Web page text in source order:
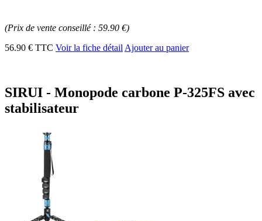
(Prix de vente conseillé : 59.90 €)
56.90 € TTC Voir la fiche détailAjouter au panier
SIRUI - Monopode carbone P-325FS avec
stabilisateur